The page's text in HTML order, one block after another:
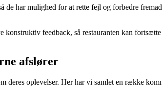
har mulighed for at rette fejl og forbedre
feedback, så restauranten kan
afslører
oplevelser. Her har vi samlet en række